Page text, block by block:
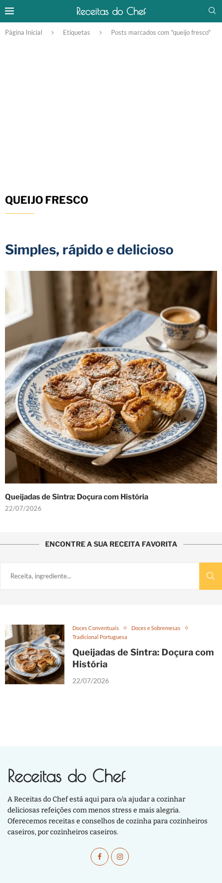
Receitas do Chef
Página Inicial Etiquetas Posts marcados com "queijo fresco"
QUEIJO FRESCO
Simples, rápido e delicioso
Queijadas de Sintra: Doçura com História
22/07/2026
ENCONTRE A SUA RECEITA FAVORITA
Doces Conventuais
Doces e Sobremesas
Tradicional Portuguesa
Queijadas de Sintra: Doçura com
História
22/07/2026
Receitas do Chef
A Receitas do Chef está aqui para o/a ajudar a cozinhar
deliciosas refeições com menos stress e mais alegria.
Oferecemos receitas e conselhos de cozinha para cozinheiros
caseiros, por cozinheiros caseiros.